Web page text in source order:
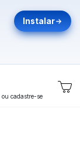
Instalar
ou cadastre-se